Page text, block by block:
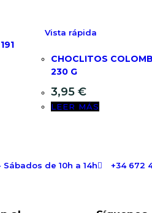
Vista rápida
CHOCLITOS
230 G
3,95 €
LEER MÁS
de 10h a 14h +34 672